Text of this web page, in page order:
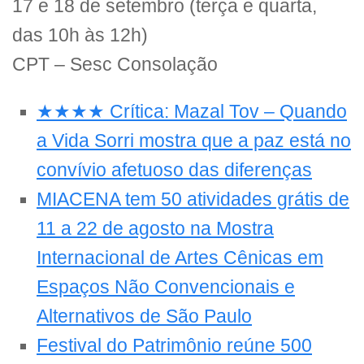
17 e 18 de setembro (terça e quarta,
das 10h às 12h)
CPT – Sesc Consolação
★★★★ Crítica: Mazal Tov – Quando
a Vida Sorri mostra que a paz está no
convívio afetuoso das diferenças
MIACENA tem 50 atividades grátis de
11 a 22 de agosto na Mostra
Internacional de Artes Cênicas em
Espaços Não Convencionais e
Alternativos de São Paulo
Festival do Patrimônio reúne 500